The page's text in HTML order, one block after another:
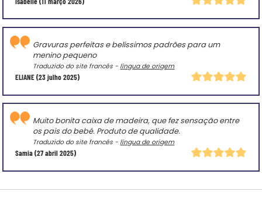
ELIANE(23 julho 2025)
Gravuras perfeitas e belíssimos padrões para um
menino pequeno
Traduzido do site francês - língua de origem
Samia(27 abril 2025)
Muito bonita caixa de madeira, que fez sensação entre
os pais do bebé. Produto de qualidade.
Traduzido do site francês - língua de origem